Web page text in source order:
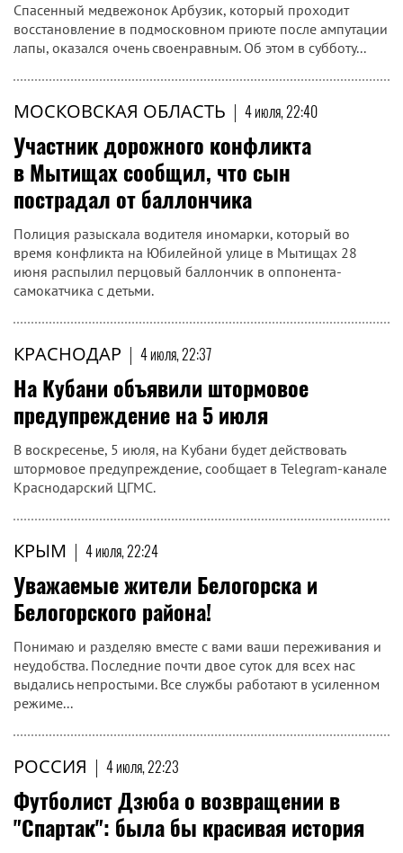
Спасенный медвежонок Арбузик, который проходит
восстановление в подмосковном приюте после ампутации
лапы, оказался очень своенравным. Об этом в субботу...
МОСКОВСКАЯ ОБЛАСТЬ | 4 июля, 22:40
Участник дорожного конфликта
в Мытищах сообщил, что сын
пострадал от баллончика
Полиция разыскала водителя иномарки, который во
время конфликта на Юбилейной улице в Мытищах 28
июня распылил перцовый баллончик в оппонента-
самокатчика с детьми.
КРАСНОДАР | 4 июля, 22:37
На Кубани объявили штормовое
предупреждение на 5 июля
В воскресенье, 5 июля, на Кубани будет действовать
штормовое предупреждение, сообщает в Telegram-канале
Краснодарский ЦГМС.
КРЫМ | 4 июля, 22:24
Уважаемые жители Белогорска и
Белогорского района!
Понимаю и разделяю вместе с вами ваши переживания и
неудобства. Последние почти двое суток для всех нас
выдались непростыми. Все службы работают в усиленном
режиме...
РОССИЯ | 4 июля, 22:23
Футболист Дзюба о возвращении в
"Спартак": была бы красивая история